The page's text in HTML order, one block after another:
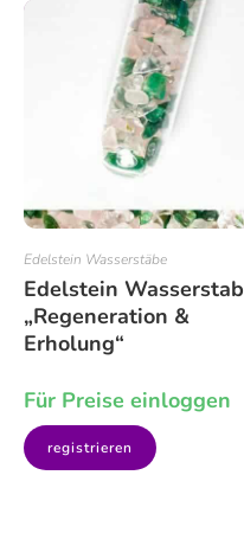
Edelstein Wasserstäbe
Edelstein Wasserstab
„Regeneration &
Erholung“
Für Preise einloggen
registrieren